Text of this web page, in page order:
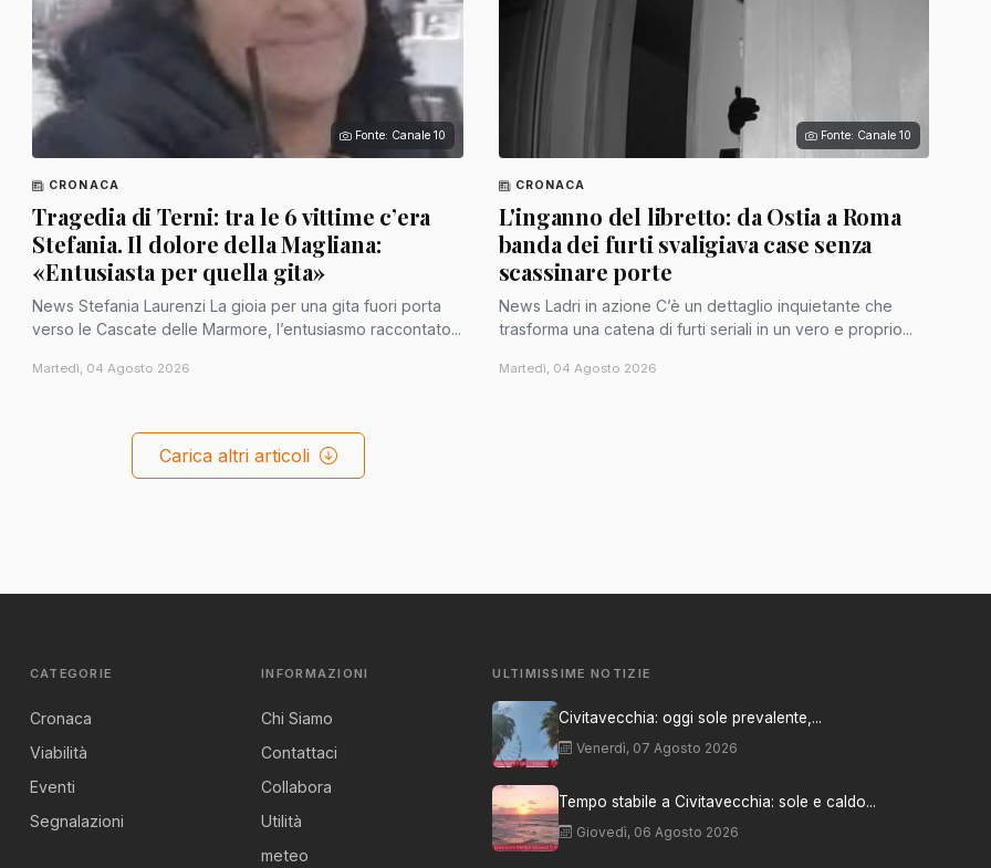
Fonte: Canale 10
CRONACA
Tragedia di Terni: tra le 6 vittime c’era
Stefania. Il dolore della Magliana:
«Entusiasta per quella gita»
News Stefania Laurenzi La gioia per una gita fuori porta
verso le Cascate delle Marmore, l’entusiasmo raccontato...
Martedì, 04 Agosto 2026
Fonte: Canale 10
CRONACA
L'inganno del libretto: da Ostia a Roma
banda dei furti svaligiava case senza
scassinare porte
News Ladri in azione C’è un dettaglio inquietante che
trasforma una catena di furti seriali in un vero e proprio...
Martedì, 04 Agosto 2026
Carica altri articoli
CATEGORIE
Cronaca
Viabilità
Eventi
Segnalazioni
INFORMAZIONI
Chi Siamo
Contattaci
Collabora
Utilità
meteo
ULTIMISSIME NOTIZIE
Civitavecchia: oggi sole prevalente,...
Venerdì, 07 Agosto 2026
Tempo stabile a Civitavecchia: sole e caldo...
Giovedì, 06 Agosto 2026